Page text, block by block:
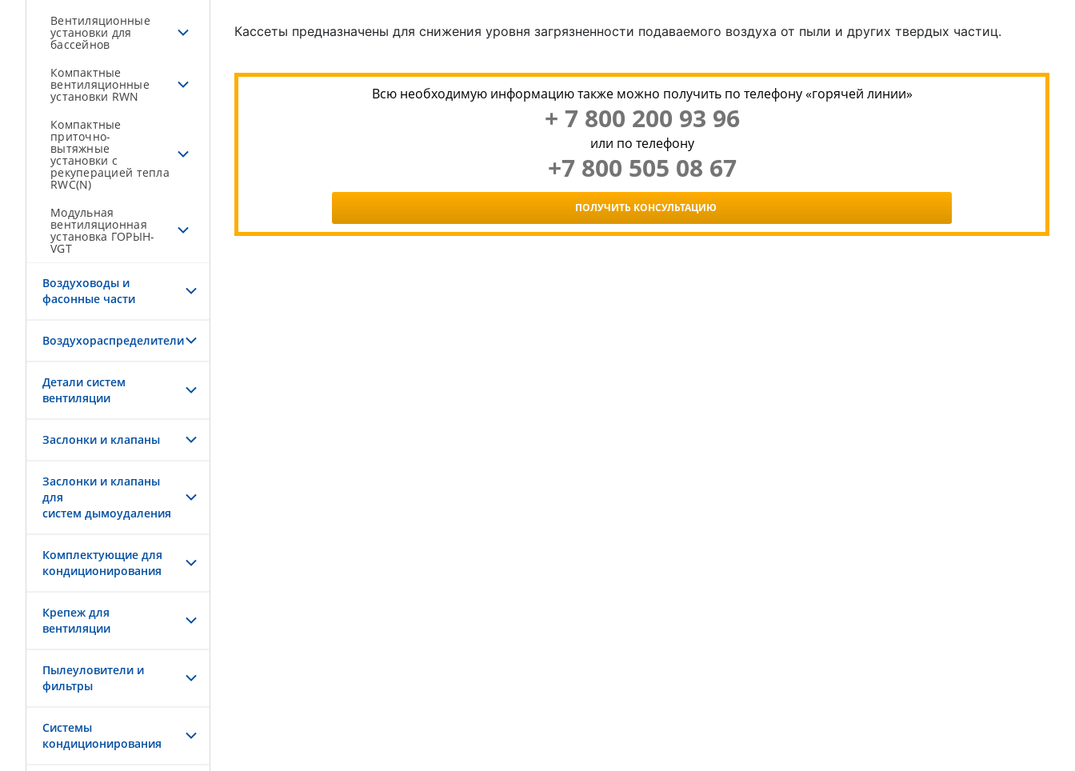
Вентиляционные
установки для
бассейнов
Компактные
вентиляционные
установки RWN
Компактные
приточно-
вытяжные
установки с
рекуперацией тепла
RWC(N)
Модульная
вентиляционная
установка ГОРЫН-
VGT
Воздуховоды и
фасонные части
Воздухораспределители
Детали систем
вентиляции
Заслонки и клапаны
Заслонки и клапаны
для
систем дымоудаления
Комплектующие для
кондиционирования
Крепеж для
вентиляции
Пылеуловители и
фильтры
Системы
кондиционирования
Кассеты предназначены для снижения уровня загрязненности подаваемого воздуха от пыли и других твердых частиц.
Всю необходимую информацию также можно получить по телефону «горячей линии»
+ 7 800 200 93 96
или по телефону
+7 800 505 08 67
ПОЛУЧИТЬ КОНСУЛЬТАЦИЮ